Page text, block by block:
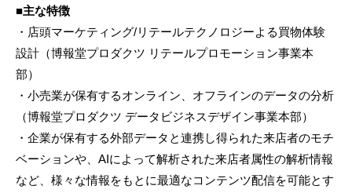
■主な特徴
・店頭マーケティング/リテールテクノロジーよる買物体験
設計（博報堂プロダクツ リテールプロモーション事業本
部）
・小売業が保有するオンライン、オフラインのデータの分析
（博報堂プロダクツ データビジネスデザイン事業本部）
・企業が保有する外部データと連携し得られた来店者のモチ
ベーションや、AIによって解析された来店者属性の解析情報
など、様々な情報をもとに最適なコンテンツ配信を可能とす